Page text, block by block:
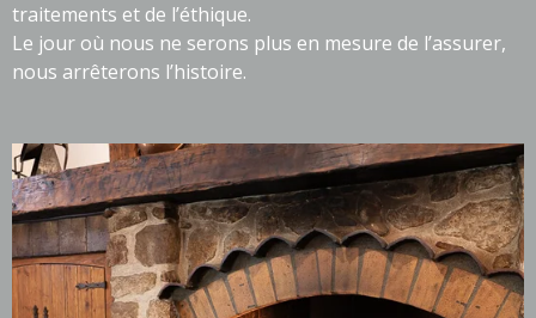
traitements et de l’éthique.
Le jour où nous ne serons plus en mesure de l’assurer,
nous arrêterons l’histoire.